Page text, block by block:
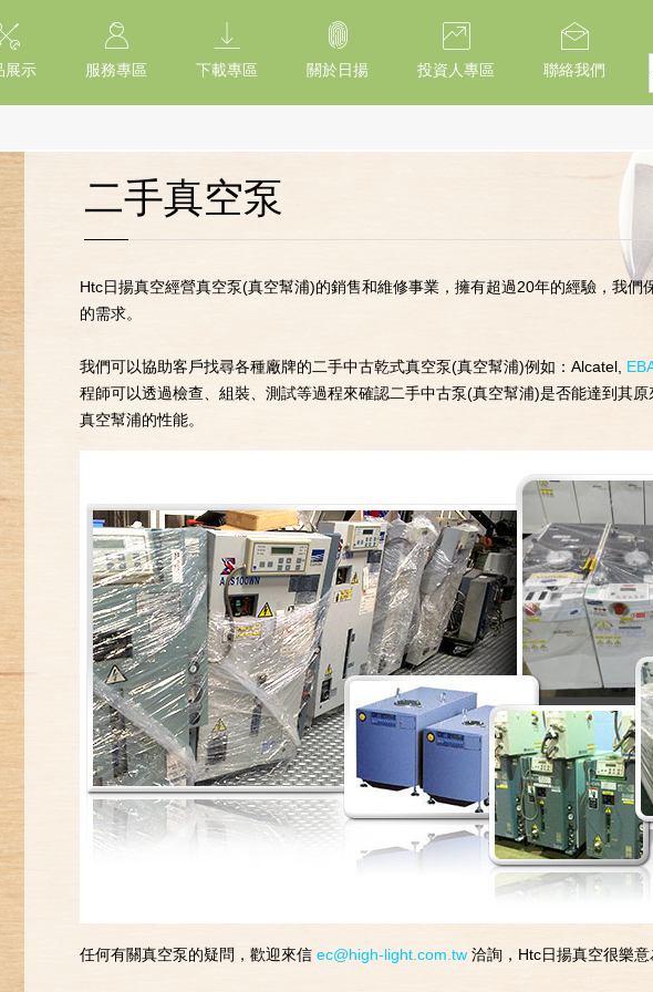
展示 服務專區 下載專區 關於日揚 投資人專區 聯絡我們
二手真空泵
Htc日揚真空經營真空泵(真空幫浦)的銷售和維修事業，擁有超過20年的經驗，我
的需求。
我們可以協助客戶找尋各種廠牌的二手中古乾式真空泵(真空幫浦)例如：Alcatel,
程師可以透過檢查、組裝、測試等過程來確認二手中古泵(真空幫浦)是否能達到其
真空幫浦的性能。
任何有關真空泵的疑問，歡迎來信 ec@high-light.com.tw洽詢，Htc日揚真空很樂